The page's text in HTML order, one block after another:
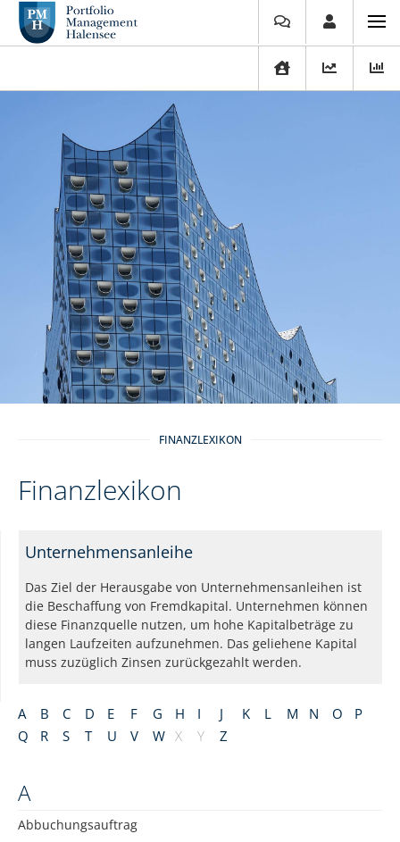
FINANZLEXIKON
Finanzlexikon
A B C D E F G H I J K L M N O
P
Q
R S T U V W X Y Z
A
Abbuchungsauftrag
Unternehmensanleihe
Das Ziel der Herausgabe von Unternehmensanleihen ist
die Beschaffung von Fremdkapital. Unternehmen können
diese Finanzquelle nutzen, um hohe Kapitalbeträge zu
langen Laufzeiten aufzunehmen. Das geliehene Kapital
muss zuzüglich Zinsen zurückgezahlt werden.